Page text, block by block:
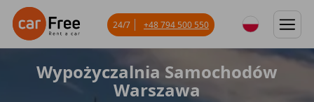
Wypożyczalnia Samochodów
Warszawa
24/7 +48 794 500 550